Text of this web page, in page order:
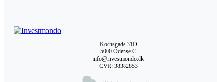
Kochsgade 31D
5000 Odense C
info@investmondo.dk
CVR: 38382853